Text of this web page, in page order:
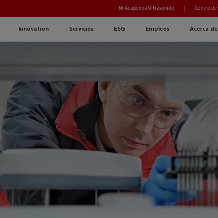
Innovation Servicios ESG Empleos Acerca
M-Academia Ultrasonido Centro de